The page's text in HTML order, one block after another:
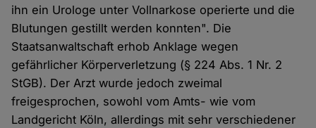
ihn ein Urologe unter Vollnarkose operierte und die
Blutungen gestillt werden konnten". Die
Staatsanwaltschaft erhob Anklage wegen
gefährlicher Körperverletzung (§ 224 Abs. 1 Nr. 2
StGB). Der Arzt wurde jedoch zweimal
freigesprochen, sowohl vom Amts- wie vom
Landgericht Köln, allerdings mit sehr verschiedener